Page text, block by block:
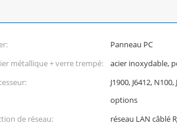
Panneau PC
métallique + verre trempé:
acier inoxydable,
J1900, J6412,
options
de réseau:
réseau LAN câblé